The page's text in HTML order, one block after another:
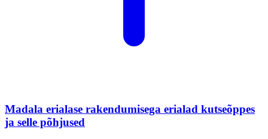
Madala erialase rakendumisega erialad kutseõppes
ja selle põhjused